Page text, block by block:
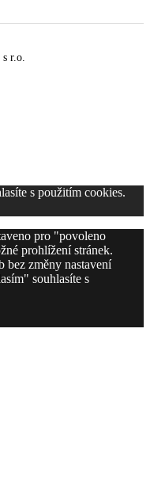
r.o.
s použitím cookies.
pro "povoleno
prohlížení stránek.
bez změny nastavení
souhlasíte s